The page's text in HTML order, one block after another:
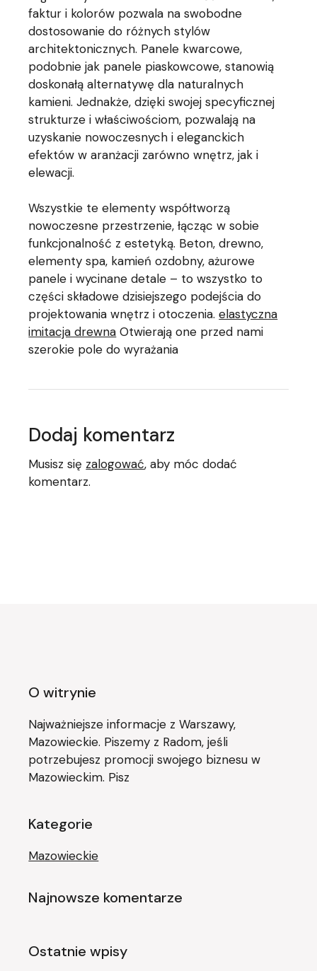
faktur i kolorów pozwala na swobodne
dostosowanie do różnych stylów
architektonicznych. Panele kwarcowe,
podobnie jak panele piaskowcowe, stanowią
doskonałą alternatywę dla naturalnych
kamieni. Jednakże, dzięki swojej specyficznej
strukturze i właściwościom, pozwalają na
uzyskanie nowoczesnych i eleganckich
efektów w aranżacji zarówno wnętrz, jak i
elewacji.
Wszystkie te elementy współtworzą
nowoczesne przestrzenie, łącząc w sobie
funkcjonalność z estetyką. Beton, drewno,
elementy spa, kamień ozdobny, ażurowe
panele i wycinane detale – to wszystko to
części składowe dzisiejszego podejścia do
projektowania wnętrz i otoczenia.elastyczna
imitacja drewna Otwierają one przed nami
szerokie pole do wyrażania
Dodaj komentarz
Musisz się zalogować, aby móc dodać
komentarz.
O witrynie
Najważniejsze informacje z Warszawy,
Mazowieckie. Piszemy z Radom, jeśli
potrzebujesz promocji swojego biznesu w
Mazowieckim. Pisz
Kategorie
Mazowieckie
Najnowsze komentarze
Ostatnie wpisy